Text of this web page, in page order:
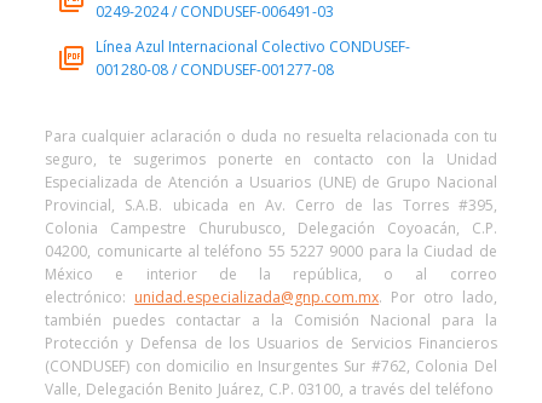
0249-2024 / CONDUSEF-006491-03
Línea Azul Internacional Colectivo CONDUSEF-
001280-08 / CONDUSEF-001277-08
Para cualquier aclaración o duda no resuelta relacionada con tu
seguro, te sugerimos ponerte en contacto con la Unidad
Especializada de Atención a Usuarios (UNE) de Grupo Nacional
Provincial, S.A.B. ubicada en Av. Cerro de las Torres #395,
Colonia Campestre Churubusco, Delegación Coyoacán, C.P.
04200, comunicarte al teléfono 55 5227 9000 para la Ciudad de
México e interior de la república, o al correo
electrónico: unidad.especializada@gnp.com.mx. Por otro lado,
también puedes contactar a la Comisión Nacional para la
Protección y Defensa de los Usuarios de Servicios Financieros
(CONDUSEF) con domicilio en Insurgentes Sur #762, Colonia Del
Valle, Delegación Benito Juárez, C.P. 03100, a través del teléfono